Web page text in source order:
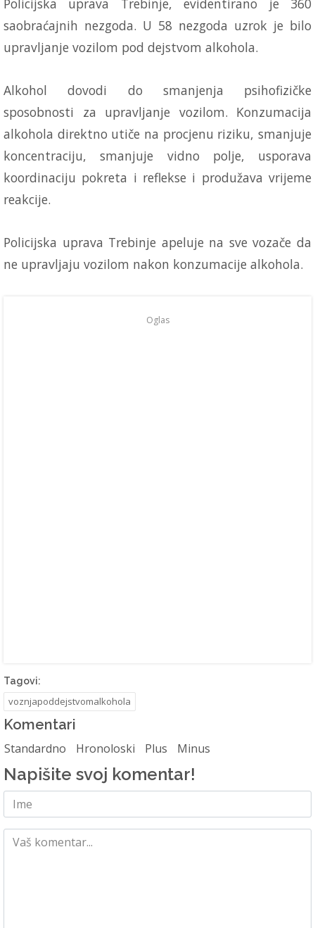
Policijska uprava Trebinje, evidentirano je 360
saobraćajnih nezgoda. U 58 nezgoda uzrok je bilo
upravljanje vozilom pod dejstvom alkohola.
Alkohol dovodi do smanjenja psihofizičke
sposobnosti za upravljanje vozilom. Konzumacija
alkohola direktno utiče na procjenu riziku, smanjuje
koncentraciju, smanjuje vidno polje, usporava
koordinaciju pokreta i reflekse i produžava vrijeme
reakcije.
Policijska uprava Trebinje apeluje na sve vozače da
ne upravljaju vozilom nakon konzumacije alkohola.
Oglas
Tagovi:
voznjapoddejstvomalkohola
Komentari
Standardno Hronoloski Plus Minus
Napišite svoj komentar!